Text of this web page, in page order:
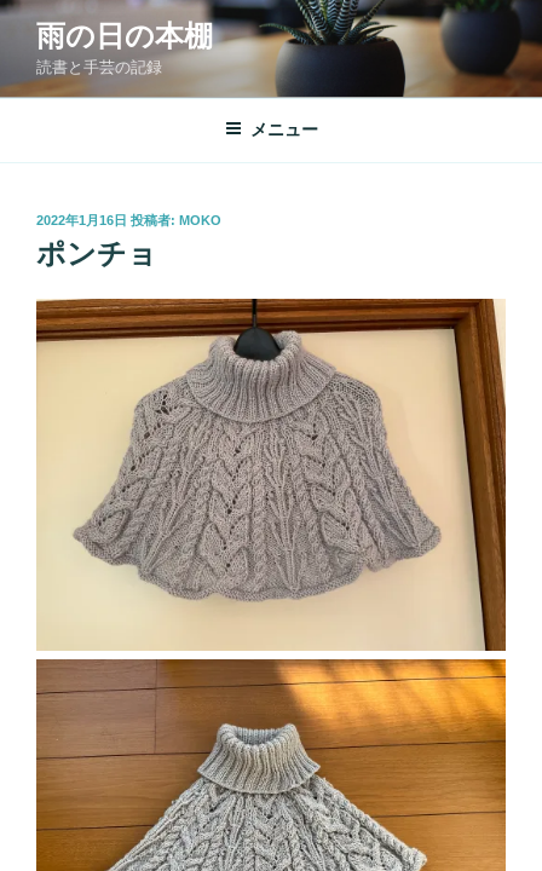
コ
ン
へ
雨の日の本棚
読書と手芸の記録
メニュー
投
日:
2022年1月16日 投稿者: MOKO
ポンチョ